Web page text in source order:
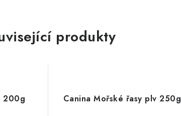
produkty
200g Canina Mořské řasy plv 250g